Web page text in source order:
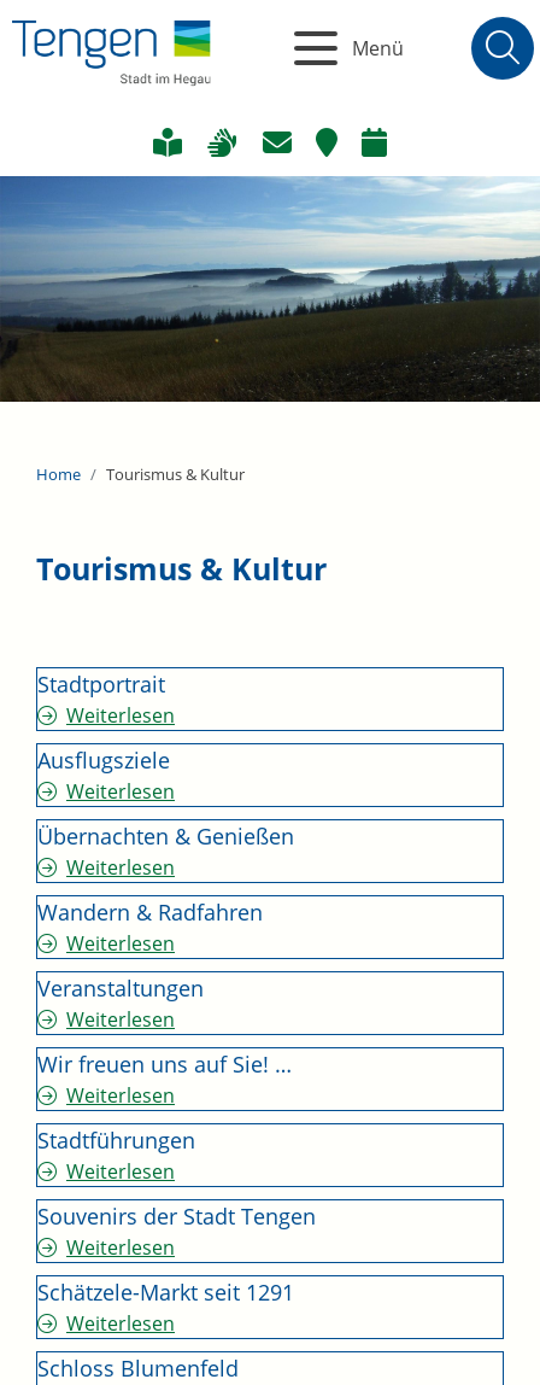
Menü
Home Tourismus & Kultur
Tourismus & Kultur
Stadtportrait
Weiterlesen
Ausflugsziele
Weiterlesen
Übernachten & Genießen
Weiterlesen
Wandern & Radfahren
Weiterlesen
Veranstaltungen
Weiterlesen
Wir freuen uns auf Sie! …
Weiterlesen
Stadtführungen
Weiterlesen
Souvenirs der Stadt Tengen
Weiterlesen
Schätzele-Markt seit 1291
Weiterlesen
Schloss Blumenfeld